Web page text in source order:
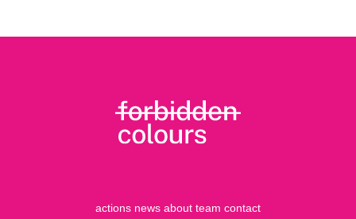
actions news about team contact